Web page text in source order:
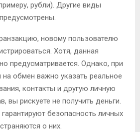
рубли). Другие виды
новому пользователю
Хотя, данная
предусматривается. Однако, при
обмен важно указать реальное
контакты и другую личную
вы рискуете не получить деньги.
безопасность личных
о них.